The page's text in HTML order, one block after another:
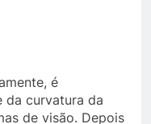
é
curvatura da
de visão. Depois